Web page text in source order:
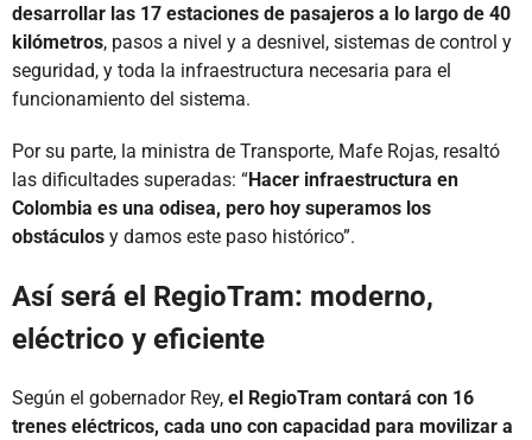
desarrollar las 17 estaciones de pasajeros a lo largo de 40
kilómetros, pasos a nivel y a desnivel, sistemas de control y
seguridad, y toda la infraestructura necesaria para el
funcionamiento del sistema.
Por su parte, la ministra de Transporte, Mafe Rojas, resaltó
las dificultades superadas: “Hacer infraestructura en
Colombia es una odisea, pero hoy superamos los
obstáculos y damos este paso histórico”.
Así será el RegioTram: moderno,
eléctrico y eficiente
Según el gobernador Rey, el RegioTram contará con 16
trenes eléctricos, cada uno con capacidad para movilizar a